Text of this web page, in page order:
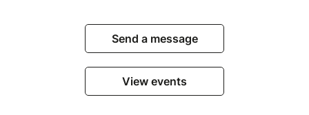
Send a message
View events